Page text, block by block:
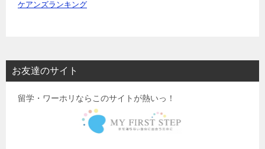
ケアンズランキング
お友達のサイト
留学・ワーホリならこのサイトが熱いっ！